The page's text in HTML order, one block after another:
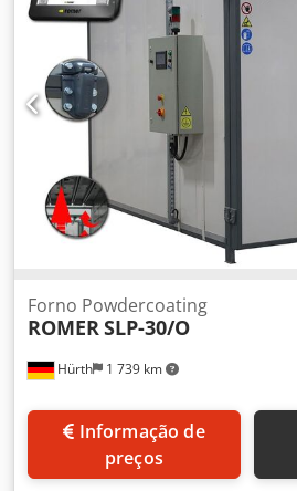
Hürth 1 739 km
Forno Powdercoating
ROMERSLP-30/O
preços